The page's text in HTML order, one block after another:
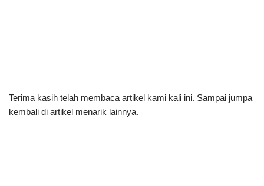
Terima kasih telah membaca artikel kami kali ini. Sampai jumpa
kembali di artikel menarik lainnya.